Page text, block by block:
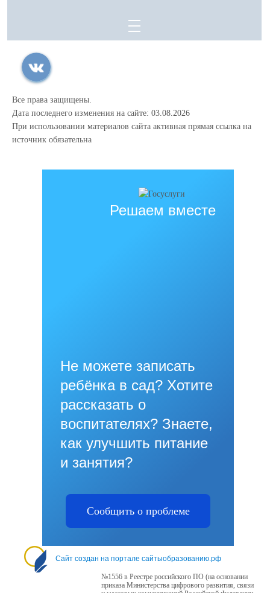
Все права защищены.
Дата последнего изменения на сайте: 03.08.2026
При использовании материалов сайта активная прямая ссылка на
источник обязательна
Решаем вместе
Не можете записать
ребёнка в сад? Хотите
рассказать о
воспитателях? Знаете,
как улучшить питание
и занятия?
Сообщить о проблеме
Сайт создан на портале сайтыобразованию.рф
№1556 в Реестре российского ПО (на основании
приказа Министерства цифрового развития, связи